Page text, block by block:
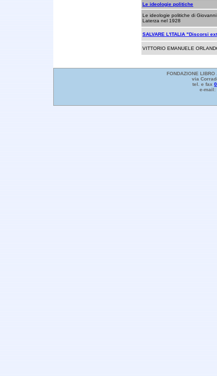
Le ideologie politiche
Le ideologie politiche di
Laterza nel 1928
SALVARE L'ITALIA "Discorsi
VITTORIO EMANUELE
FONDAZIONE
via
tel. e fax
e-mail: